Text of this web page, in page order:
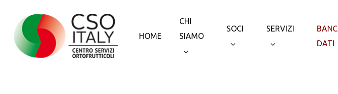
main
content
HOME
CHI
SIAMO
SOCI SERVIZI
DATI